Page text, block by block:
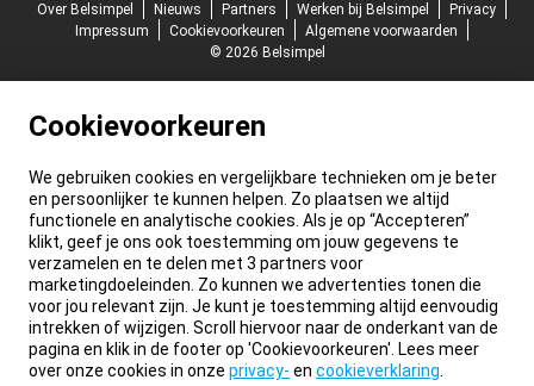
Over Belsimpel
Nieuws Partners Werken bij Belsimpel
Privacy
Impressum
Cookievoorkeuren
Algemene voorwaarden
© 2026 Belsimpel
Cookievoorkeuren
We gebruiken cookies en vergelijkbare technieken om je beter
en persoonlijker te kunnen helpen. Zo plaatsen we altijd
functionele en analytische cookies. Als je op “Accepteren”
klikt, geef je ons ook toestemming om jouw gegevens te
verzamelen en te delen met 3 partners voor
marketingdoeleinden. Zo kunnen we advertenties tonen die
voor jou relevant zijn. Je kunt je toestemming altijd eenvoudig
intrekken of wijzigen. Scroll hiervoor naar de onderkant van de
pagina en klik in de footer op 'Cookievoorkeuren'. Lees meer
over onze cookies in onze privacy- en cookieverklaring